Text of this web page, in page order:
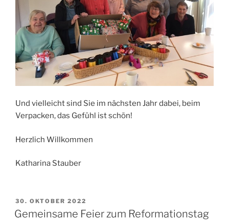
Und vielleicht sind Sie im nächsten Jahr dabei, beim
Verpacken, das Gefühl ist schön!
Herzlich Willkommen
Katharina Stauber
VERÖFFENTLICHT
AM
30. OKTOBER 2022
Gemeinsame Feier zum Reformationstag